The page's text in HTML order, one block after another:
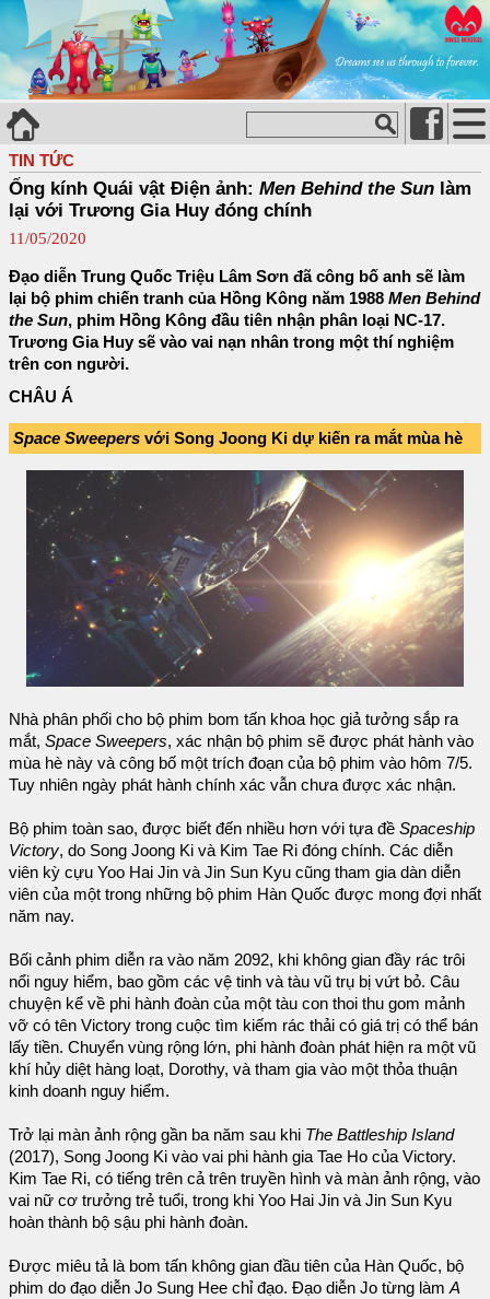
TIN TỨC
Ống kính Quái vật Điện ảnh: Men Behind the Sun làm
lại với Trương Gia Huy đóng chính
11/05/2020
Đạo diễn Trung Quốc Triệu Lâm Sơn đã công bố anh sẽ làm
lại bộ phim chiến tranh của Hồng Kông năm 1988 Men Behind
the Sun, phim Hồng Kông đầu tiên nhận phân loại NC-17.
Trương Gia Huy sẽ vào vai nạn nhân trong một thí nghiệm
trên con người.
CHÂU Á
Space Sweepers với Song Joong Ki dự kiến ra mắt mùa hè
Nhà phân phối cho bộ phim bom tấn khoa học giả tưởng sắp ra
mắt, Space Sweepers, xác nhận bộ phim sẽ được phát hành vào
mùa hè này và công bố một trích đoạn của bộ phim vào hôm 7/5.
Tuy nhiên ngày phát hành chính xác vẫn chưa được xác nhận.
Bộ phim toàn sao, được biết đến nhiều hơn với tựa đề Spaceship
Victory, do Song Joong Ki và Kim Tae Ri đóng chính. Các diễn
viên kỳ cựu Yoo Hai Jin và Jin Sun Kyu cũng tham gia dàn diễn
viên của một trong những bộ phim Hàn Quốc được mong đợi nhất
năm nay.
Bối cảnh phim diễn ra vào năm 2092, khi không gian đầy rác trôi
nổi nguy hiểm, bao gồm các vệ tinh và tàu vũ trụ bị vứt bỏ. Câu
chuyện kể về phi hành đoàn của một tàu con thoi thu gom mảnh
vỡ có tên Victory trong cuộc tìm kiếm rác thải có giá trị có thể bán
lấy tiền. Chuyển vùng rộng lớn, phi hành đoàn phát hiện ra một vũ
khí hủy diệt hàng loạt, Dorothy, và tham gia vào một thỏa thuận
kinh doanh nguy hiểm.
Trở lại màn ảnh rộng gần ba năm sau khi The Battleship Island
(2017), Song Joong Ki vào vai phi hành gia Tae Ho của Victory.
Kim Tae Ri, có tiếng trên cả trên truyền hình và màn ảnh rộng, vào
vai nữ cơ trưởng trẻ tuổi, trong khi Yoo Hai Jin và Jin Sun Kyu
hoàn thành bộ sậu phi hành đoàn.
Được miêu tả là bom tấn không gian đầu tiên của Hàn Quốc, bộ
phim do đạo diễn Jo Sung Hee chỉ đạo. Đạo diễn Jo từng làm A